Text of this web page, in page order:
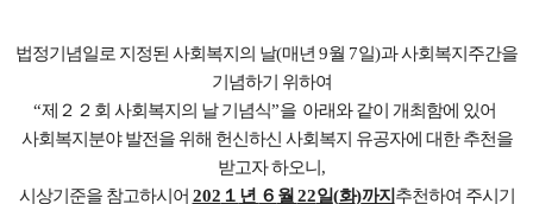
법정기념일로 지정된 사회복지의 날(매년 9월 7일)과 사회복지주간을
기념하기 위하여
“제 ２２ 회 사회복지의 날 기념식”을 아래와 같이 개최함에 있어
사회복지분야 발전을 위해 헌신하신 사회복지 유공자에 대한 추천을
받고자 하오니 ,
시상기준을 참고하시어 202 １ 년 ６ 월 22일(화)까지 추천하여 주시기